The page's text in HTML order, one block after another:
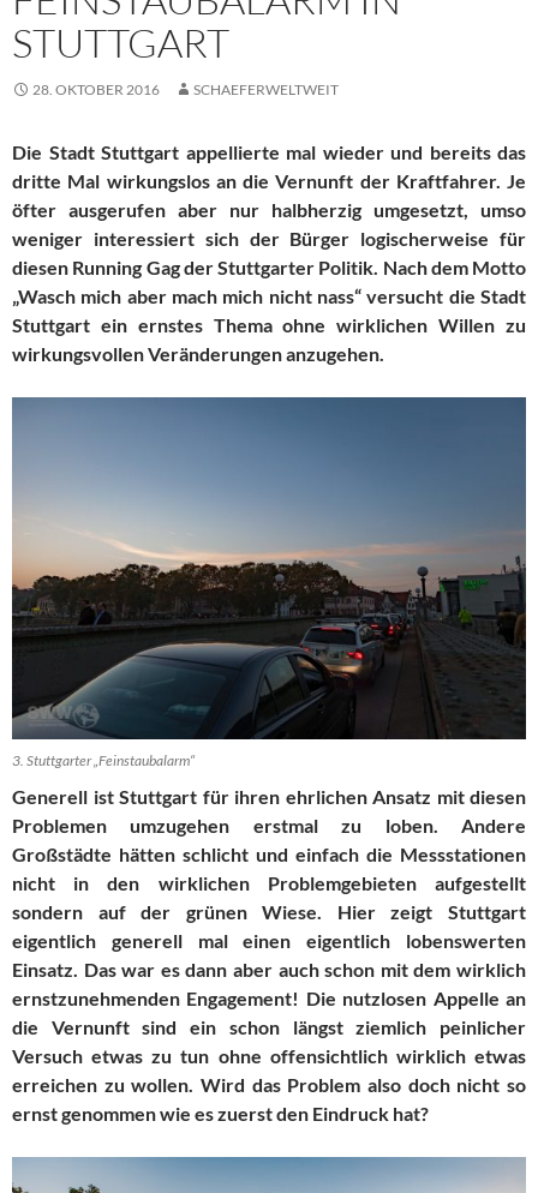
STUTTGART
28. OKTOBER 2016 SCHAEFERWELTWEIT
Die Stadt Stuttgart appellierte mal wieder und bereits das
dritte Mal wirkungslos an die Vernunft der Kraftfahrer. Je
öfter ausgerufen aber nur halbherzig umgesetzt, umso
weniger interessiert sich der Bürger logischerweise für
diesen Running Gag der Stuttgarter Politik. Nach dem Motto
„Wasch mich aber mach mich nicht nass“ versucht die Stadt
Stuttgart ein ernstes Thema ohne wirklichen Willen zu
wirkungsvollen Veränderungen anzugehen.
3. Stuttgarter „Feinstaubalarm“
Generell ist Stuttgart für ihren ehrlichen Ansatz mit diesen
Problemen umzugehen erstmal zu loben. Andere
Großstädte hätten schlicht und einfach die Messstationen
nicht in den wirklichen Problemgebieten aufgestellt
sondern auf der grünen Wiese. Hier zeigt Stuttgart
eigentlich generell mal einen eigentlich lobenswerten
Einsatz. Das war es dann aber auch schon mit dem wirklich
ernstzunehmenden Engagement! Die nutzlosen Appelle an
die Vernunft sind ein schon längst ziemlich peinlicher
Versuch etwas zu tun ohne offensichtlich wirklich etwas
erreichen zu wollen. Wird das Problem also doch nicht so
ernst genommen wie es zuerst den Eindruck hat?